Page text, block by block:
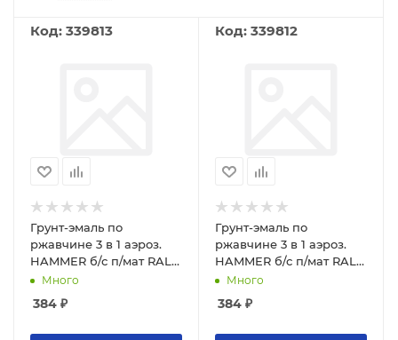
Код: 339813
Грунт-эмаль по
ржавчине 3 в 1 аэроз.
HAMMER б/с п/мат RAL
9003 сигнал. белый 520
Много
384 ₽
Код: 339812
Грунт-эмаль по
ржавчине 3 в 1 аэроз.
HAMMER б/с п/мат RAL
9005 глуб. черный 520
Много
384 ₽